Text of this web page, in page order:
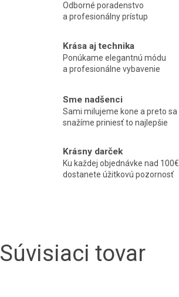
Odborné poradenstvo
a profesionálny prístup
Krása aj technika
Ponúkame elegantnú módu
a profesionálne vybavenie
Sme nadšenci
Sami milujeme kone a preto sa
snažíme priniesť to najlepšie
Krásny darček
Ku každej objednávke nad 100€
dostanete úžitkovú pozornosť
Súvisiaci tovar